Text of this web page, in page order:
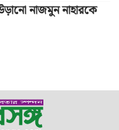
নাজমুন নাহারকে